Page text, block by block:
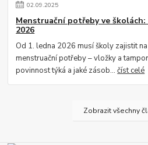
02.09.2025
Menstruační potřeby ve
2026
Od 1. ledna 2026 musí školy zajistit
menstruační potřeby – vložky a
povinnost týká a jaké zásob...číst celé
Zobrazit všechny